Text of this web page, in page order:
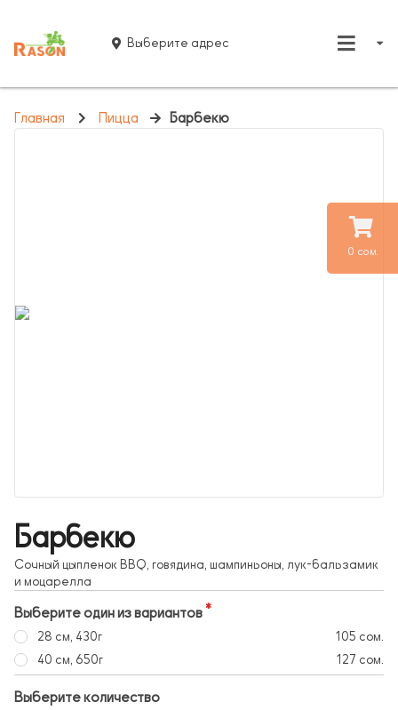
0 сом.
Выберите адрес
Главная Пицца Барбекю
Барбекю
Сочный цыпленок BBQ, говядина, шампиньоны, лук-бальзамик
и моцарелла
Выберите один из вариантов
28 см, 430г
105 сом.
40 см, 650г
127 сом.
Выберите количество